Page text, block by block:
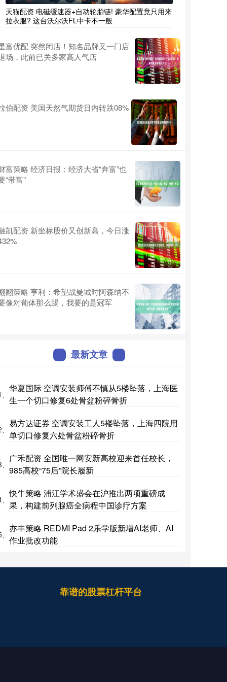
天猫配资 电磁缓速器+自动轮胎链! 豪华配置竟只用来
拉衣服? 这台沃尔沃FL中卡不一般
富优配 突然闭店！知名品牌又一门店
场，此前已关多家高人气店
伯配资 美国天然气期货日内转跌08%
富策略 经济日报：经济大省“奔富”也
“带富”
凯配资 新坐标股价又创新高，今日涨
翻策略 亨利：希望战曼城时阿森纳不
像对葡体那么踢，我要的是冠军
最新文章
华夏国际 空调安装师傅不慎从5楼坠落，上海医
生一个切口修复6处骨盆粉碎骨折
易方达证券 空调安装工人5楼坠落，上海四院用
单切口修复六处骨盆粉碎骨折
广禾配资 全国唯一网安新高校迎来首任校长，
985高校“75后”院长履新
快牛策略 浦江学术盛会在沪推出两项重磅成
果，构建前列腺癌全病程中国诊疗方案
亦丰策略 REDMI Pad 2乐学版新增AI老师、AI
作业批改功能
靠谱的股票杠杆平台